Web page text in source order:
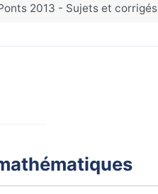
2013 - Sujets et corrigés